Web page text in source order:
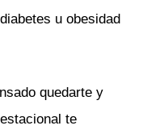
u obesidad
quedarte y
te